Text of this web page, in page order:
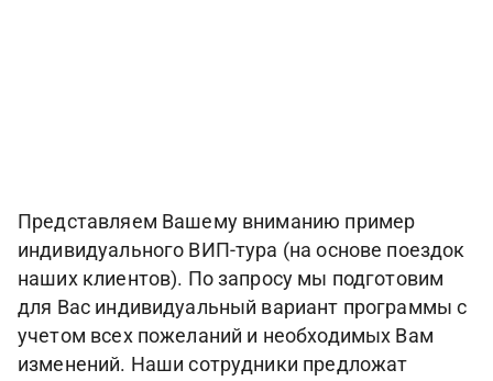
Представляем Вашему вниманию пример
индивидуального ВИП-тура (на основе поездок
наших клиентов). По запросу мы подготовим
для Вас индивидуальный вариант программы с
учетом всех пожеланий и необходимых Вам
изменений. Наши сотрудники предложат